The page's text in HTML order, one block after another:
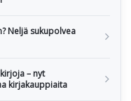
Neljä sukupolvea
– nyt
kirjakauppiaita